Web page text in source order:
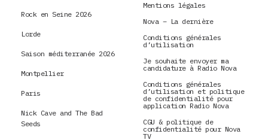
Rock en Seine 2026
Lorde
Saison méditerranée 2026
Montpellier
Paris
Nick Cave and The Bad
Seeds
Mentions légales
Nova – La dernière
Conditions générales
d’utilisation
Je souhaite envoyer ma
candidature à Radio Nova
Conditions générales
d’utilisation et politique
de confidentialité pour
application Radio Nova
CGU & politique de
confidentialité pour Nova
TV